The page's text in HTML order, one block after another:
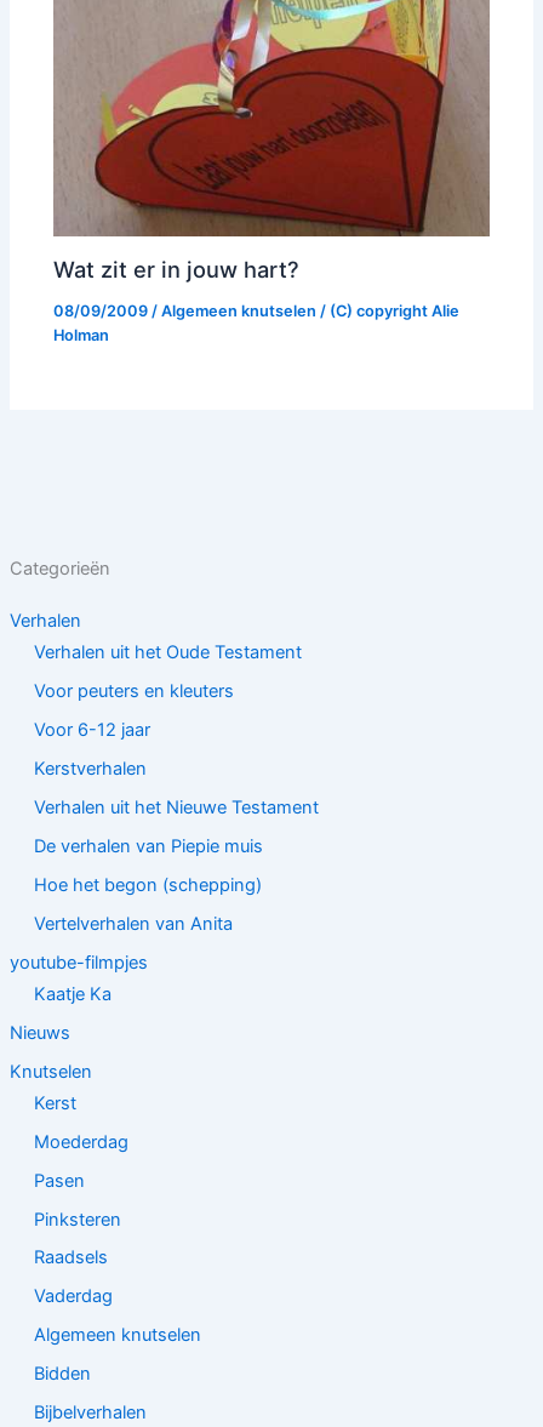
Categorieën
Verhalen
Verhalen uit het Oude Testament
Voor peuters en kleuters
Voor 6-12 jaar
Kerstverhalen
Verhalen uit het Nieuwe Testament
De verhalen van Piepie muis
Hoe het begon (schepping)
Vertelverhalen van Anita
youtube-filmpjes
Kaatje Ka
Nieuws
Knutselen
Kerst
Moederdag
Pasen
Pinksteren
Raadsels
Vaderdag
Algemeen knutselen
Bidden
Bijbelverhalen
Wat zit er in jouw hart?
08/09/2009/Algemeen knutselen / (C) copyrightAlie
Holman